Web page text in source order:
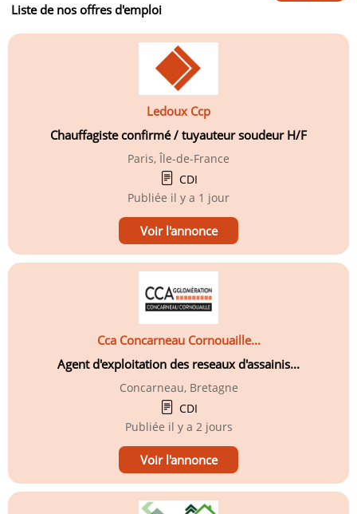
Liste de nos offres d'emploi
Ledoux Ccp
Chauffagiste confirmé / tuyauteur soudeur H/F
Paris, Île-de-France
CDI
Publiée il y a 1 jour
Voir l'annonce
Cca Concarneau Cornouaille...
Agent d'exploitation des reseaux d'assainis...
Concarneau, Bretagne
CDI
Publiée il y a 2 jours
Voir l'annonce